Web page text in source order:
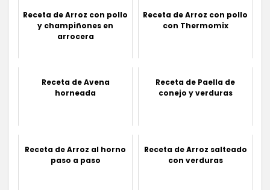
Receta de Arroz con pollo
y champiñones en
arrocera
Receta de Arroz con pollo
con Thermomix
Receta de Avena
horneada
Receta de Paella de
conejo y verduras
Receta de Arroz al horno
paso a paso
Receta de Arroz salteado
con verduras